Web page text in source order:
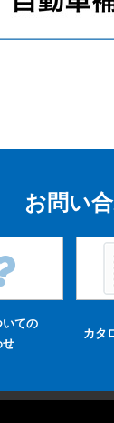
お問い
ての
せ
カタ